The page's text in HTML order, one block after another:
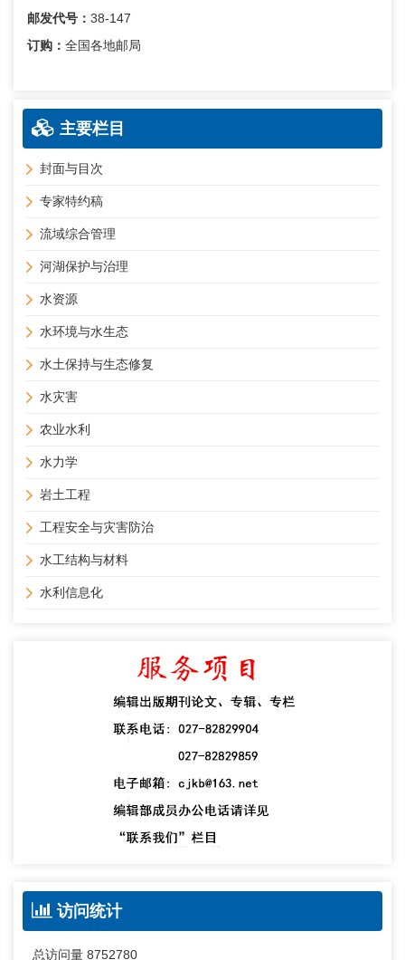
邮发代号： 38-147
订购： 全国各地邮局
主要栏目
封面与目次
专家特约稿
流域综合管理
河湖保护与治理
水资源
水环境与水生态
水土保持与生态修复
水灾害
农业水利
水力学
岩土工程
工程安全与灾害防治
水工结构与材料
水利信息化
访问统计
总访问量 8752780